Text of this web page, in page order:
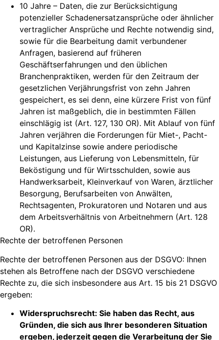
10 Jahre – Daten, die zur Berücksichtigung
potenzieller Schadenersatzansprüche oder ähnlicher
vertraglicher Ansprüche und Rechte notwendig sind,
sowie für die Bearbeitung damit verbundener
Anfragen, basierend auf früheren
Geschäftserfahrungen und den üblichen
Branchenpraktiken, werden für den Zeitraum der
gesetzlichen Verjährungsfrist von zehn Jahren
gespeichert, es sei denn, eine kürzere Frist von fünf
Jahren ist maßgeblich, die in bestimmten Fällen
einschlägig ist (Art. 127, 130 OR). Mit Ablauf von fünf
Jahren verjähren die Forderungen für Miet-, Pacht-
und Kapitalzinse sowie andere periodische
Leistungen, aus Lieferung von Lebensmitteln, für
Beköstigung und für Wirtsschulden, sowie aus
Handwerksarbeit, Kleinverkauf von Waren, ärztlicher
Besorgung, Berufsarbeiten von Anwälten,
Rechtsagenten, Prokuratoren und Notaren und aus
dem Arbeitsverhältnis von Arbeitnehmern (Art. 128
OR).
Rechte der betroffenen Personen
Rechte der betroffenen Personen aus der DSGVO: Ihnen
stehen als Betroffene nach der DSGVO verschiedene
Rechte zu, die sich insbesondere aus Art. 15 bis 21 DSGVO
ergeben:
Widerspruchsrecht: Sie haben das Recht, aus
Gründen, die sich aus Ihrer besonderen Situation
ergeben, jederzeit gegen die Verarbeitung der Sie